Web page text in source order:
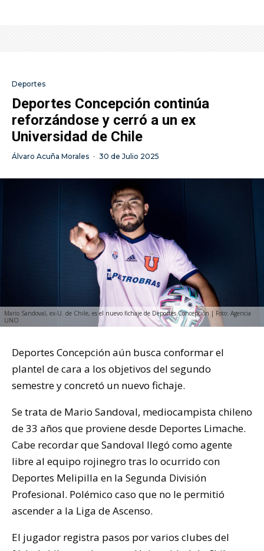
Deportes
Deportes Concepción continúa
reforzándose y cerró a un ex
Universidad de Chile
Álvaro Acuña Morales · 30 de Julio 2025
Mario Sandoval, ex-U. de Chile, es el nuevo fichaje de Deportes Concepción | Foto: Agencia
UNO
Deportes Concepción aún busca conformar el
plantel de cara a los objetivos del segundo
semestre y concretó un nuevo fichaje.
Se trata de Mario Sandoval, mediocampista chileno
de 33 años que proviene desde Deportes Limache.
Cabe recordar que Sandoval llegó como agente
libre al equipo rojinegro tras lo ocurrido con
Deportes Melipilla en la Segunda División
Profesional. Polémico caso que no le permitió
ascender a la Liga de Ascenso.
El jugador registra pasos por varios clubes del